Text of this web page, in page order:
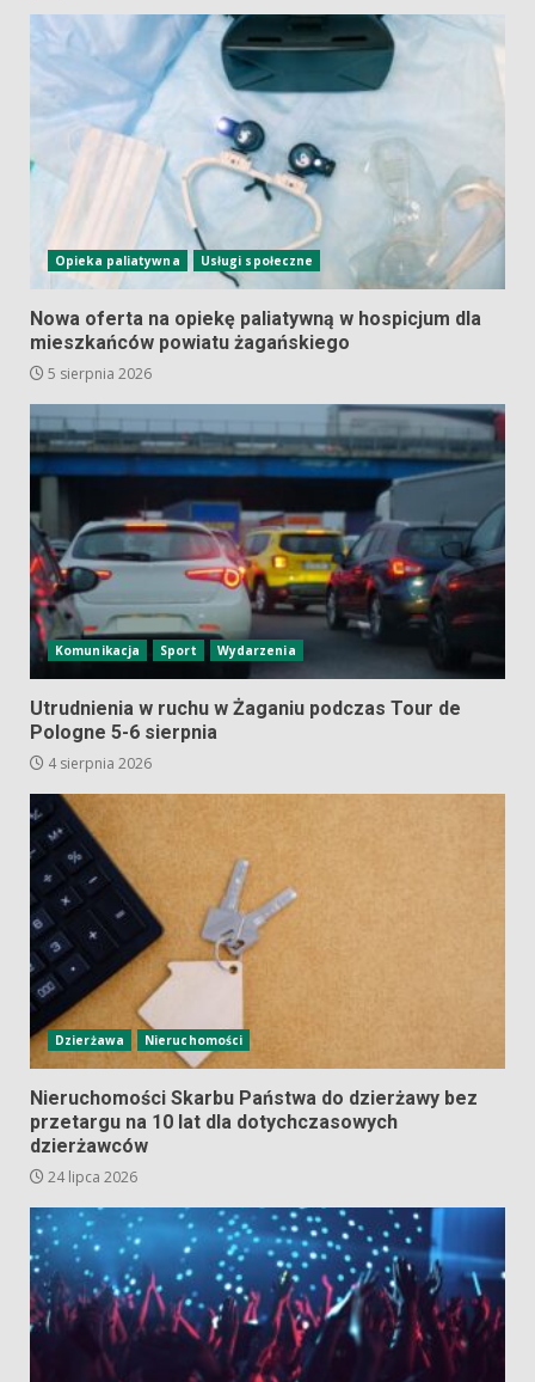
Opieka paliatywna Usługi społeczne
Nowa oferta na opiekę paliatywną w hospicjum dla
mieszkańców powiatu żagańskiego
5 sierpnia 2026
Komunikacja Sport Wydarzenia
Utrudnienia w ruchu w Żaganiu podczas Tour de
Pologne 5-6 sierpnia
4 sierpnia 2026
Dzierżawa Nieruchomości
Nieruchomości Skarbu Państwa do dzierżawy bez
przetargu na 10 lat dla dotychczasowych
dzierżawców
24 lipca 2026